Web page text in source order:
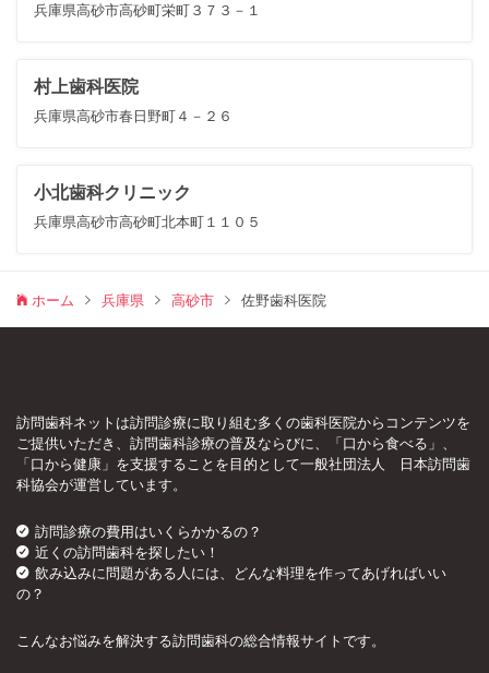
兵庫県高砂市高砂町栄町３７３－１
村上歯科医院
兵庫県高砂市春日野町４－２６
小北歯科クリニック
兵庫県高砂市高砂町北本町１１０５
ホーム 兵庫県 高砂市 佐野歯科医院
訪問歯科ネットは訪問診療に取り組む多くの歯科医院からコンテンツを
ご提供いただき、訪問歯科診療の普及ならびに、「口から食べる」、
「口から健康」を支援することを目的として一般社団法人 日本訪問歯
科協会が運営しています。
訪問診療の費用はいくらかかるの？
近くの訪問歯科を探したい！
飲み込みに問題がある人には、どんな料理を作ってあげればいい
の？
こんなお悩みを解決する訪問歯科の総合情報サイトです。